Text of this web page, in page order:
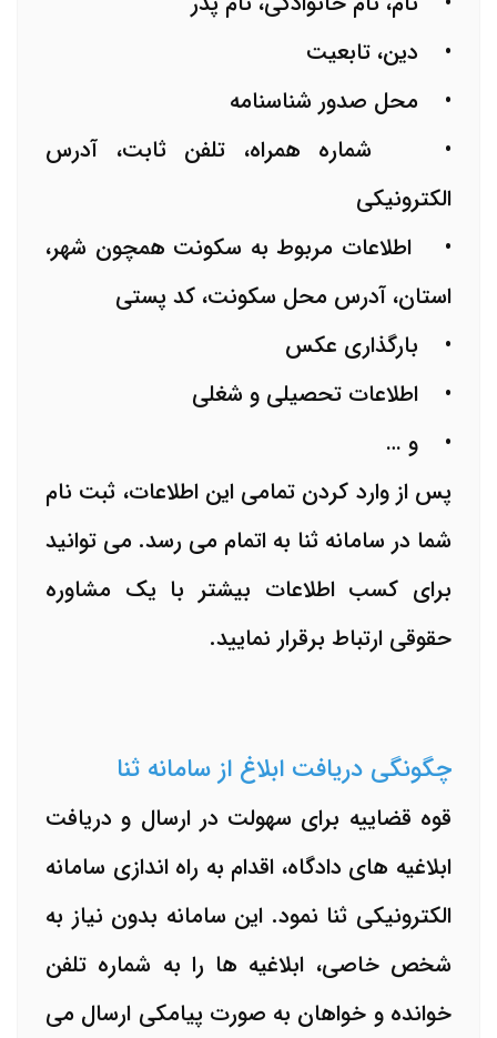
• دین، تابعیت
• محل صدور شناسنامه
• شماره همراه، تلفن ثابت، آدرس
الکترونیکی
• اطلاعات مربوط به سکونت همچون شهر،
استان، آدرس محل سکونت، کد پستی
• بارگذاری عکس
• اطلاعات تحصیلی و شغلی
• و …
پس از وارد کردن تمامی این اطلاعات، ثبت نام
شما در سامانه ثنا به اتمام می رسد. می توانید
برای کسب اطلاعات بیشتر با یک مشاوره
حقوقی ارتباط برقرار نمایید.
چگونگی دریافت ابلاغ از سامانه ثنا
قوه قضاییه برای سهولت در ارسال و دریافت
ابلاغیه های دادگاه، اقدام به راه اندازی سامانه
الکترونیکی ثنا نمود. این سامانه بدون نیاز به
شخص خاصی، ابلاغیه ها را به شماره تلفن
خوانده و خواهان به صورت پیامکی ارسال می